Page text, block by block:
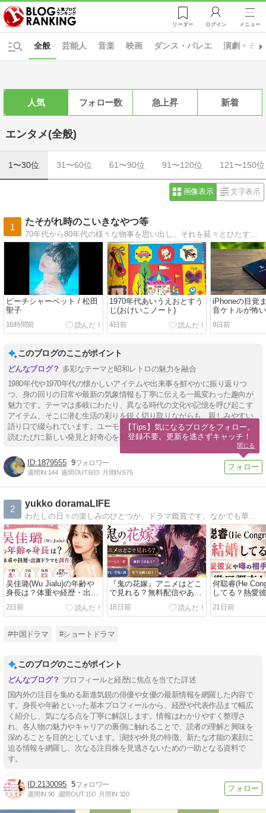
リーダー ログイン メニュー
芸能人 音楽 映画 ダンス・バレエ 演劇・ミ
全般
人気 フォロー数 急上昇 新着
エンタメ(全般)
1〜30位 31〜60位 61〜90位 91〜120位 121〜150位
画像表示 文字表示
1
たそがれ時のこいきなやつ等
ピーチシャーベット / 松田
聖子
16時間前
1970年代あいうえおとすう
じ(おけいこノート)
4日前
iPhoneの目覚
音ケトルが怖い
8日前
このブログのここがポイント
多彩なテーマと昭和レトロの魅力を融合
1980年代や1970年代の懐かしいアイテムや出来事を鮮やかに振り返りつ
つ、身の回りの日常や最新の気象情報も丁寧に伝える一風変わった趣向が
魅力です。テーマは多岐にわたり、異なる時代の文化や記憶を呼び起こす
アイテム、そこに潜む生活の彩りを鋭く切り取りながらも、親しみやすい
語り口で綴られています。ユーモアとノスタルジーを巧みに織り交ぜて、
読むたびに新しい発見と好奇心を刺激します。
1879555 9
週間IN:144 週間OUT:603 月間IN:576
2
yukko doramaLIFE
わたしの日々の楽しみのひとつが、ドラマ鑑賞です。なかでも華流ドラマの世界観に惹かれて、気づけば何作も観てきました。人間関係の濃密さ、セリフの奥深さ、そして圧倒的な映像美――
吴佳璐(Wu Jialu)の年齢や
身長は？体重や経歴・出演
ドラマを調査！
2日前
『鬼の花嫁』アニメはどこ
で見れる？無料配信やあら
すじ・原作漫画も紹介！
18日前
何聪睿(He
してる？熱愛
手を徹底調査！
21日前
#中国ドラマ #ショートドラマ
このブログのここがポイント
プロフィールと経歴に焦点を当てた詳述
国内外の注目を集める新進気鋭の俳優や女優の最新情報を網羅した内容で
す。身長や年齢といった基本プロフィールから、経歴や代表作品まで幅広
く紹介し、気になる点を丁寧に解説します。情報はわかりやすく整理さ
れ、各人物の魅力やキャリアの裏側に触れることで、読者の理解と興味を
深めることを目的としています。演技や外見の特徴、新たな才能の素顔に
迫る情報を網羅し、次なる注目株を見逃さないための一助となる資料で
す。
2130095 5
週間IN:90 週間OUT:150 月間IN:320
【Tips】気になるブログをフォロー。
登録不要。更新を逃さずキャッチ！
閉じる